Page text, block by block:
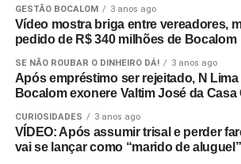
GESTÃO BOCALOM 3 anos ago
Vídeo mostra briga entre vereadores,
pedido de R$ 340 milhões de Bocalom
SE NÃO ROUBAR O DINHEIRO DÁ! 3 anos ago
Após empréstimo ser rejeitado, N
Bocalom exonere Valtim José da Casa
CURIOSIDADES 3 anos ago
VÍDEO: Após assumir trisal e perder
vai se lançar como “marido de aluguel”